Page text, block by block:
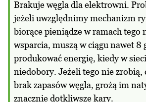
Brakuje węgla dla elektrowni.
jeżeli uwzględnimy mechanizm
biorące pieniądze w ramach tego
wsparcia, muszą w ciągu nawet 8
produkować energię, kiedy w
niedobory. Jeżeli tego nie zrobią,
brak zapasów węgla, grożą im
znacznie dotkliwsze kary.